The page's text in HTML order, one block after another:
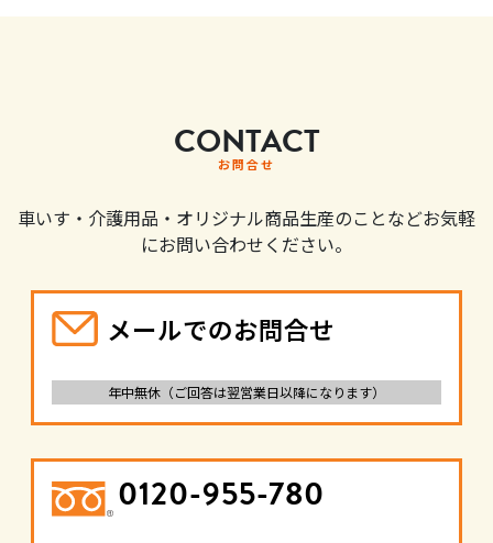
CONTACT
お問合せ
車いす・介護用品・オリジナル商品生産のことなどお気軽
にお問い合わせください。
メールでのお問合せ
年中無休（ご回答は翌営業日以降になります）
0120-955-780